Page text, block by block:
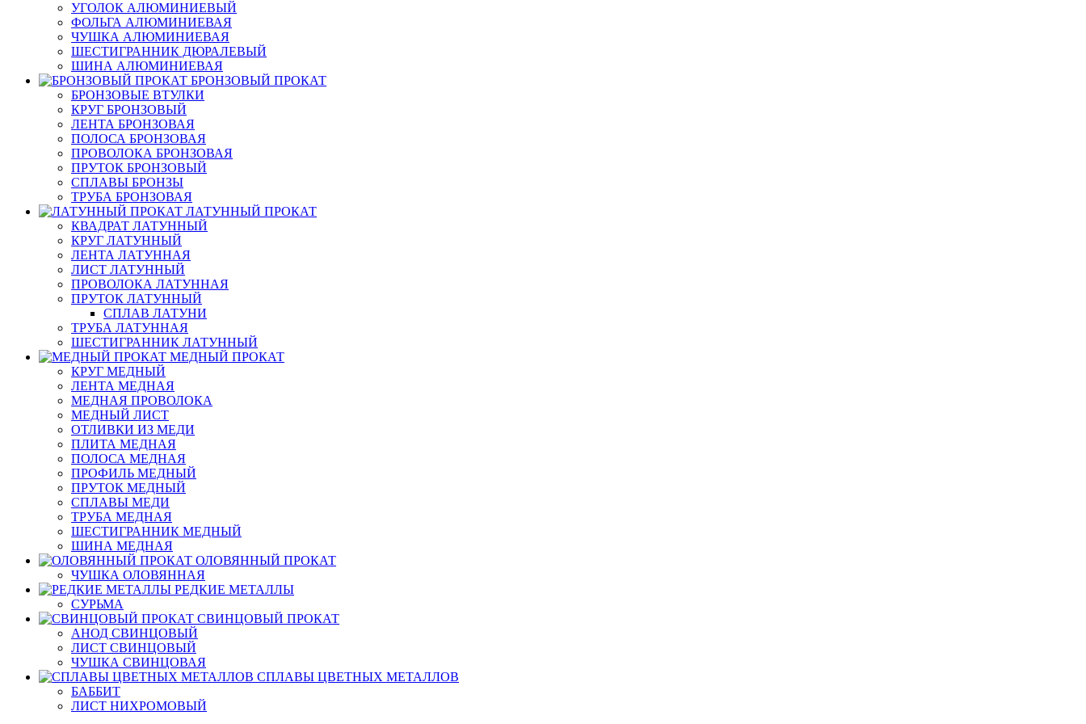
УГОЛОК АЛЮМИНИЕВЫЙ
ФОЛЬГА АЛЮМИНИЕВАЯ
ЧУШКА АЛЮМИНИЕВАЯ
ШЕСТИГРАННИК ДЮРАЛЕВЫЙ
ШИНА АЛЮМИНИЕВАЯ
БРОНЗОВЫЙ ПРОКАТ
БРОНЗОВЫЕ ВТУЛКИ
КРУГ БРОНЗОВЫЙ
ЛЕНТА БРОНЗОВАЯ
ПОЛОСА БРОНЗОВАЯ
ПРОВОЛОКА БРОНЗОВАЯ
ПРУТОК БРОНЗОВЫЙ
СПЛАВЫ БРОНЗЫ
ТРУБА БРОНЗОВАЯ
ЛАТУННЫЙ ПРОКАТ
КВАДРАТ ЛАТУННЫЙ
КРУГ ЛАТУННЫЙ
ЛЕНТА ЛАТУННАЯ
ЛИСТ ЛАТУННЫЙ
ПРОВОЛОКА ЛАТУННАЯ
ПРУТОК ЛАТУННЫЙ
СПЛАВ ЛАТУНИ
ТРУБА ЛАТУННАЯ
ШЕСТИГРАННИК ЛАТУННЫЙ
МЕДНЫЙ ПРОКАТ
КРУГ МЕДНЫЙ
ЛЕНТА МЕДНАЯ
МЕДНАЯ ПРОВОЛОКА
МЕДНЫЙ ЛИСТ
ОТЛИВКИ ИЗ МЕДИ
ПЛИТА МЕДНАЯ
ПОЛОСА МЕДНАЯ
ПРОФИЛЬ МЕДНЫЙ
ПРУТОК МЕДНЫЙ
СПЛАВЫ МЕДИ
ТРУБА МЕДНАЯ
ШЕСТИГРАННИК МЕДНЫЙ
ШИНА МЕДНАЯ
ОЛОВЯННЫЙ ПРОКАТ
ЧУШКА ОЛОВЯННАЯ
РЕДКИЕ МЕТАЛЛЫ
СУРЬМА
СВИНЦОВЫЙ ПРОКАТ
АНОД СВИНЦОВЫЙ
ЛИСТ СВИНЦОВЫЙ
ЧУШКА СВИНЦОВАЯ
СПЛАВЫ ЦВЕТНЫХ МЕТАЛЛОВ
БАББИТ
ЛИСТ НИХРОМОВЫЙ